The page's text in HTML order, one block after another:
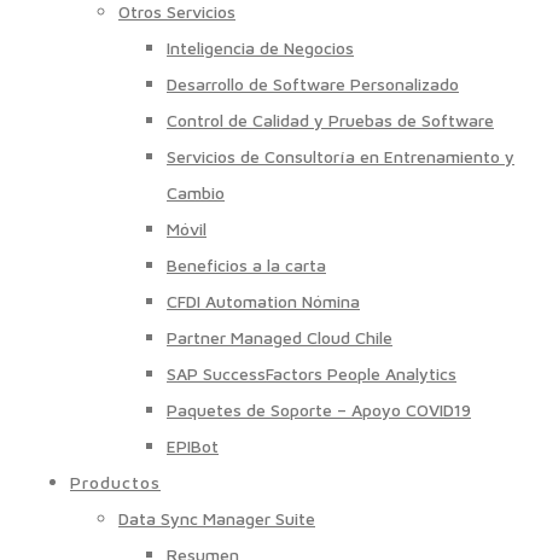
Otros Servicios
Inteligencia de Negocios
Desarrollo de Software Personalizado
Control de Calidad y Pruebas de Software
Servicios de Consultoría en Entrenamiento y
Cambio
Móvil
Beneficios a la carta
CFDI Automation Nómina
Partner Managed Cloud Chile
SAP SuccessFactors People Analytics
Paquetes de Soporte – Apoyo COVID19
EPIBot
Productos
Data Sync Manager Suite
Resumen